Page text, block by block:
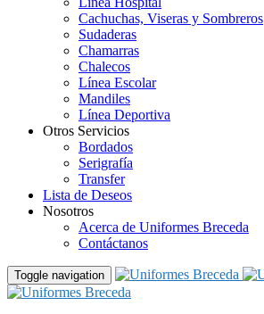
Cachuchas, Viseras y Sombreros
Sudaderas
Chamarras
Chalecos
Línea Escolar
Mandiles
Línea Deportiva
Otros Servicios
Bordados
Serigrafía
Transfer
Lista de Deseos
Nosotros
Acerca de Uniformes Breceda
Contáctanos
Toggle navigation